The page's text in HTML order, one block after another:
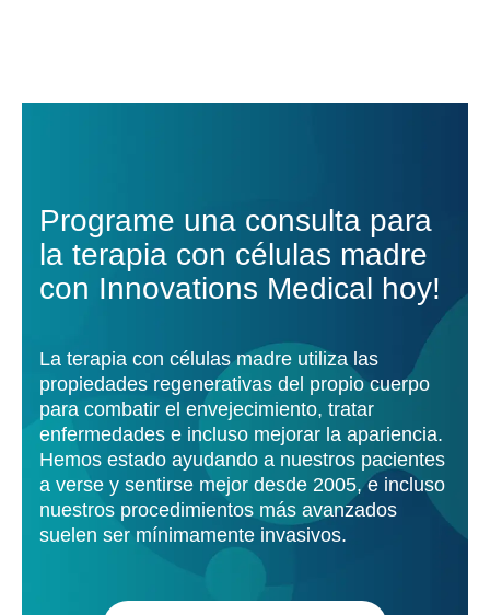
Programe una consulta para
la terapia con células madre
con Innovations Medical hoy!
La terapia con células madre utiliza las
propiedades regenerativas del propio cuerpo
para combatir el envejecimiento, tratar
enfermedades e incluso mejorar la apariencia.
Hemos estado ayudando a nuestros pacientes
a verse y sentirse mejor desde 2005, e incluso
nuestros procedimientos más avanzados
suelen ser mínimamente invasivos.